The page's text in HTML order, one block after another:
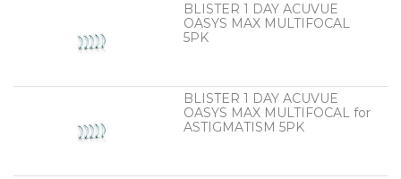
BLISTER 1 DAY ACUVUE
OASYS MAX MULTIFOCAL
5PK
BLISTER 1 DAY ACUVUE
OASYS MAX MULTIFOCAL for
ASTIGMATISM 5PK